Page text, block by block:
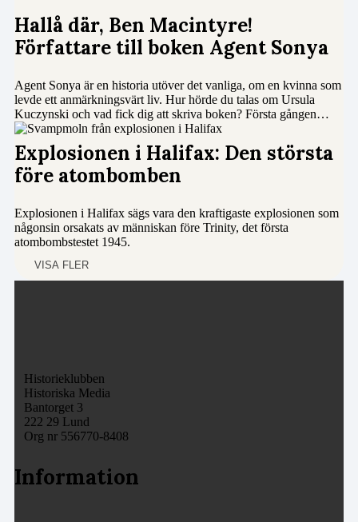
Hallå där, Ben Macintyre!
Författare till boken Agent Sonya
Agent Sonya är en historia utöver det vanliga, om en kvinna som
levde ett anmärkningsvärt liv. Hur hörde du talas om Ursula
Kuczynski och vad fick dig att skriva boken? Första gången…
Explosionen i Halifax: Den största
före atombomben
Explosionen i Halifax sägs vara den kraftigaste explosionen som
någonsin orsakats av människan före Trinity, det första
atombombstestet 1945.
VISA FLER
Historieklubben
Historiska Media
Bantorget 3
222 29 Lund
Org nr 556770-8408
Information